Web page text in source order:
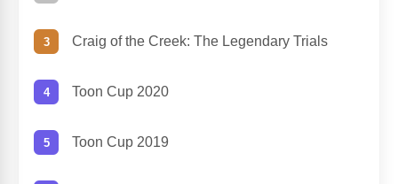
Craig of the Creek: The Legendary Trials
Toon Cup 2020
Toon Cup 2019